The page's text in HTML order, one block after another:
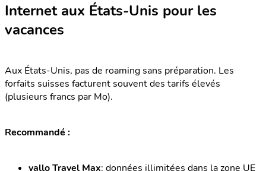
Internet aux États-Unis pour les
vacances
Aux États-Unis, pas de roaming sans préparation. Les
forfaits suisses facturent souvent des tarifs élevés
(plusieurs francs par Mo).
Recommandé :
yallo Travel Max: données illimitées dans la zone UE